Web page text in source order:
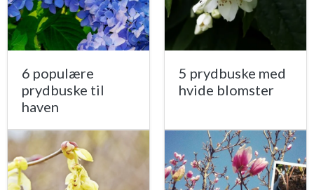
6 populære
prydbuske til
haven
5 prydbuske med
hvide blomster